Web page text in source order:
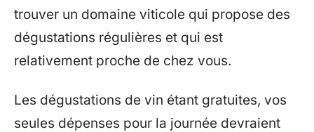
trouver un domaine viticole qui propose des
dégustations régulières et qui est
relativement proche de chez vous.
Les dégustations de vin étant gratuites, vos
seules dépenses pour la journée devraient